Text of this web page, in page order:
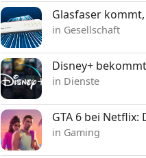
Glasfaser
in Gesellschaft
Disney+
in Dienste
GTA 6 bei
in Gaming